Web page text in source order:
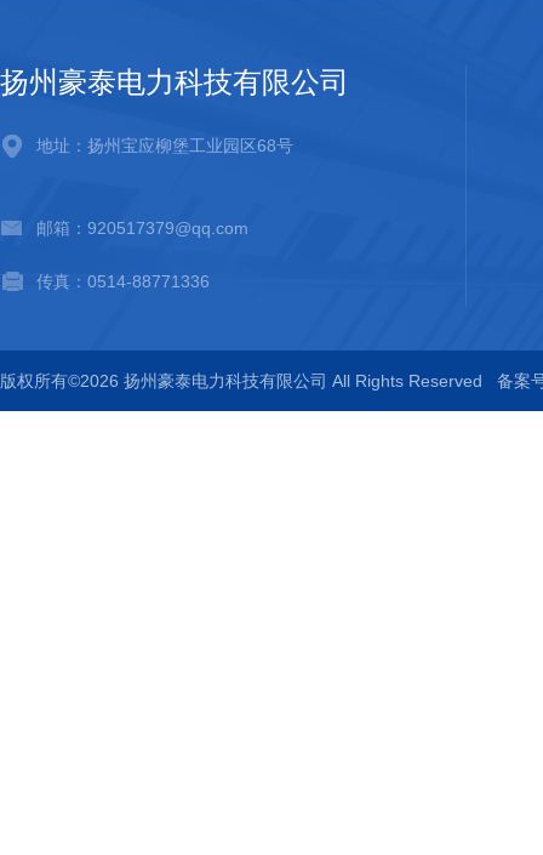
扬州豪泰电力科技有限公司
地址：扬州宝应柳堡工业园区68号
邮箱：920517379@qq.com
传真：0514-88771336
版权所有©2026 扬州豪泰电力科技有限公司 All Rights Reserved 备案